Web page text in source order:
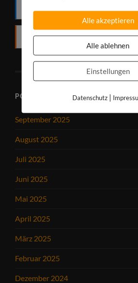
RSS
PODCAST-ARCHIV
September 2025
August 2025
Juli 2025
Juni 2025
Mai 2025
April 2025
März 2025
Februar 2025
Dezember 2024
Alle akzeptieren
Alle ablehnen
Einstellungen
Datenschutz|